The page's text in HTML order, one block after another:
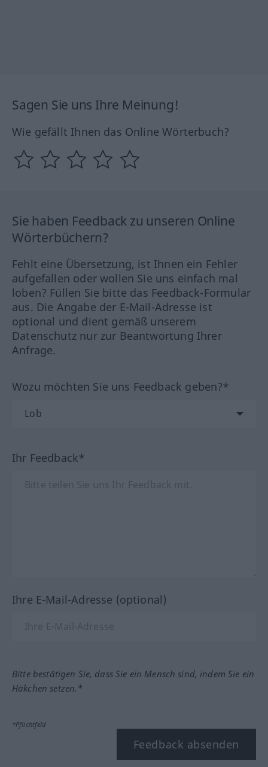
Sagen Sie uns Ihre Meinung!
Wie gefällt Ihnen das Online Wörterbuch?
Sie haben Feedback zu unseren Online
Wörterbüchern?
Fehlt eine Übersetzung, ist Ihnen ein Fehler
aufgefallen oder wollen Sie uns einfach mal
loben? Füllen Sie bitte das Feedback-Formular
aus. Die Angabe der E-Mail-Adresse ist
optional und dient gemäß unserem
Datenschutz nur zur Beantwortung Ihrer
Anfrage.
Wozu möchten Sie uns Feedback geben?*
Ihr Feedback*
Ihre E-Mail-Adresse (optional)
Bitte bestätigen Sie, dass Sie ein Mensch sind, indem Sie ein
Häkchen setzen.*
*Pflichtfeld
Feedback absenden